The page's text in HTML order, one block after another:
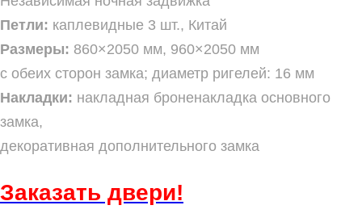
Петли: каплевидные 3 шт., Китай
Размеры: 860×2050 мм, 960×2050 мм
с обеих сторон замка; диаметр ригелей: 16 мм
Накладки: накладная броненакладка основного
замка,
декоративная дополнительного замка
Заказать двери!